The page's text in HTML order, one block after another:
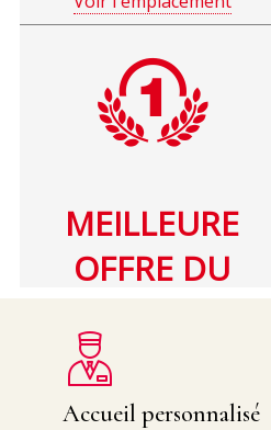
Accueil personnalisé